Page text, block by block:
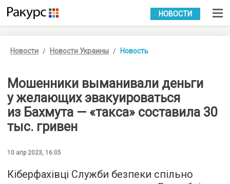
УКР РУС
НОВОСТИ
Новости Новости Украины Новость
Мошенники выманивали деньги
у желающих эвакуироваться
из Бахмута — «такса» составила 30
тыс. гривен
10 апр 2023, 16:05
Кіберфахівці Служби безпеки спільно